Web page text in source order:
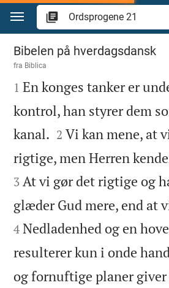
Gå til indhold
Ordsprogene 21
Bibelen på hverdagsdansk
fra Biblica

1 En konges tanker er
kontrol, han styrer dem
kanal. 

2 Vi kan mene, at
rigtige, men Herren
3 At vi gør det rigtige og
glæder Gud mere, end at
4 Nedladenhed og en
resulterer kun i onde
og fornuftige planer